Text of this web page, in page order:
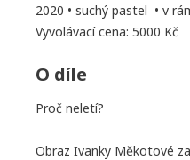
2020 • suchý pastel • v
Vyvolávací cena: 5000 Kč
O díle
Proč neletí?
Obraz Ivanky Měkotové